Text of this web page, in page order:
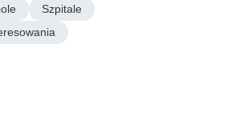
Szpitale